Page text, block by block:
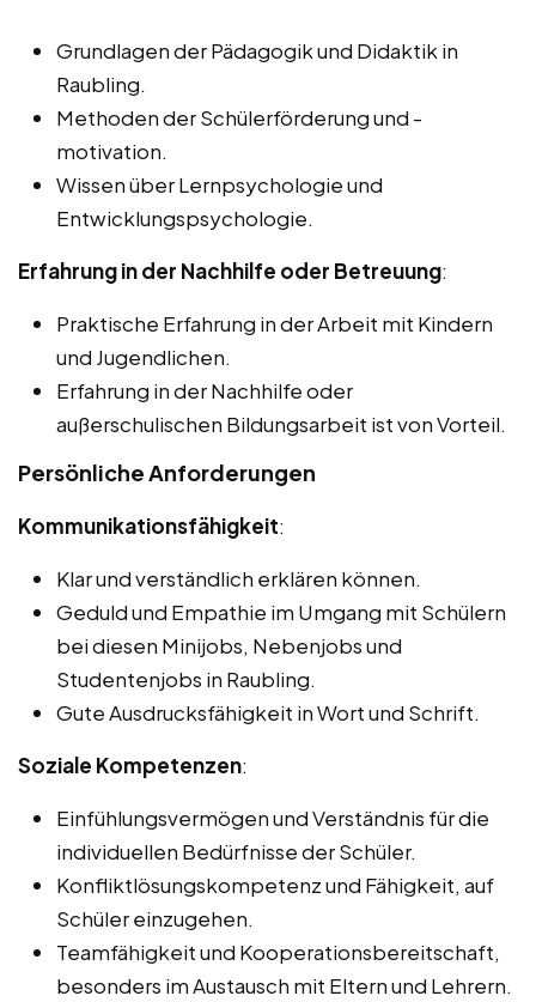
Grundlagen der Pädagogik und Didaktik in
Raubling.
Methoden der Schülerförderung und -
motivation.
Wissen über Lernpsychologie und
Entwicklungspsychologie.
Erfahrung in der Nachhilfe oder Betreuung:
Praktische Erfahrung in der Arbeit mit Kindern
und Jugendlichen.
Erfahrung in der Nachhilfe oder
außerschulischen Bildungsarbeit ist von Vorteil.
Persönliche Anforderungen
Kommunikationsfähigkeit:
Klar und verständlich erklären können.
Geduld und Empathie im Umgang mit Schülern
bei diesen Minijobs, Nebenjobs und
Studentenjobs in Raubling.
Gute Ausdrucksfähigkeit in Wort und Schrift.
Soziale Kompetenzen:
Einfühlungsvermögen und Verständnis für die
individuellen Bedürfnisse der Schüler.
Konfliktlösungskompetenz und Fähigkeit, auf
Schüler einzugehen.
Teamfähigkeit und Kooperationsbereitschaft,
besonders im Austausch mit Eltern und Lehrern.